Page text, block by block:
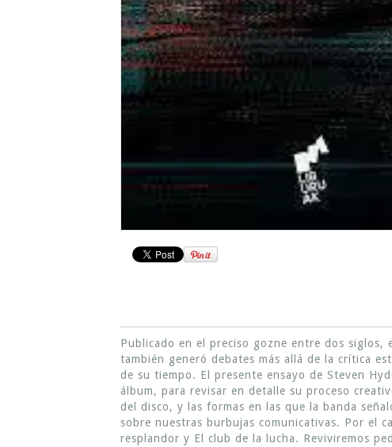
Publicado en el preciso gozne entre dos siglos,
también generó debates más allá de la crítica
de su tiempo. El presente ensayo de Steven
álbum, para revisar en detalle su proceso
del disco, y las formas en las que la banda
sobre nuestras burbujas comunicativas. Por el
resplandor y El club de la lucha. Reviviremos